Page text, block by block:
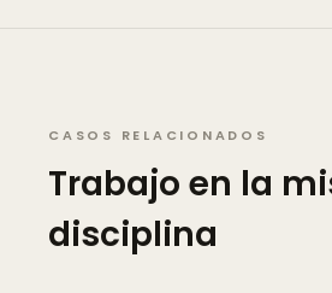
CASOS RELACIONADOS
Trabajo en la
disciplina